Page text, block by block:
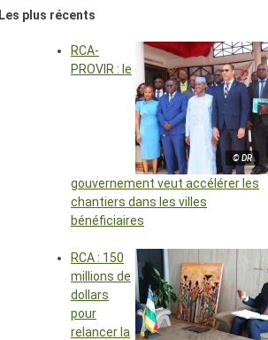
Les plus récents
© DR
RCA-
PROVIR : le
gouvernement veut accélérer les
chantiers dans les villes
bénéficiaires
RCA : 150
millions de
dollars
pour
relancer la